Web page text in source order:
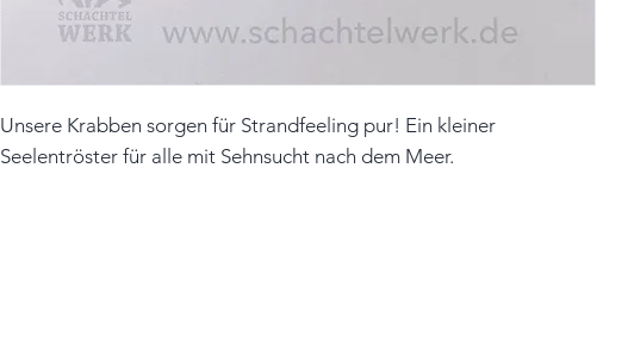
Unsere Krabben sorgen für Strandfeeling pur! Ein kleiner
Seelentröster für alle mit Sehnsucht nach dem Meer.